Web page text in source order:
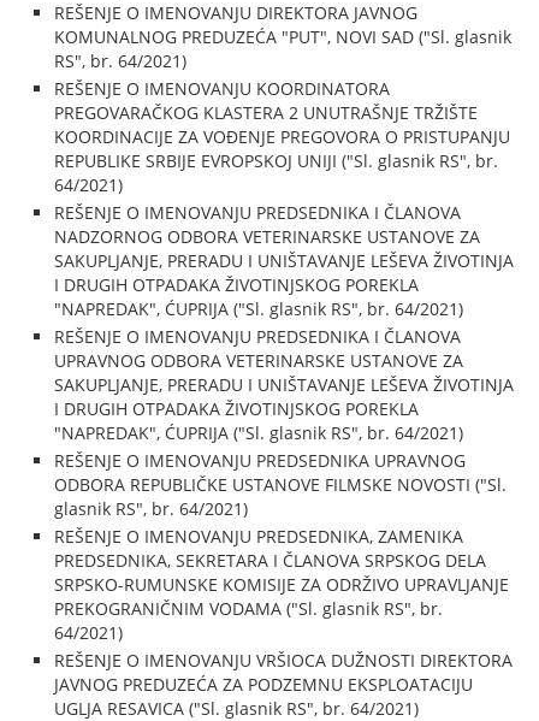
REŠENJE O IMENOVANJU DIREKTORA JAVNOG
KOMUNALNOG PREDUZEĆA "PUT", NOVI SAD ("Sl. glasnik
RS", br. 64/2021)
REŠENJE O IMENOVANJU KOORDINATORA
PREGOVARAČKOG KLASTERA 2 UNUTRAŠNJE TRŽIŠTE
KOORDINACIJE ZA VOĐENJE PREGOVORA O PRISTUPANJU
REPUBLIKE SRBIJE EVROPSKOJ UNIJI ("Sl. glasnik RS", br.
64/2021)
REŠENJE O IMENOVANJU PREDSEDNIKA I ČLANOVA
NADZORNOG ODBORA VETERINARSKE USTANOVE ZA
SAKUPLJANJE, PRERADU I UNIŠTAVANJE LEŠEVA ŽIVOTINJA
I DRUGIH OTPADAKA ŽIVOTINJSKOG POREKLA
"NAPREDAK", ĆUPRIJA ("Sl. glasnik RS", br. 64/2021)
REŠENJE O IMENOVANJU PREDSEDNIKA I ČLANOVA
UPRAVNOG ODBORA VETERINARSKE USTANOVE ZA
SAKUPLJANJE, PRERADU I UNIŠTAVANJE LEŠEVA ŽIVOTINJA
I DRUGIH OTPADAKA ŽIVOTINJSKOG POREKLA
"NAPREDAK", ĆUPRIJA ("Sl. glasnik RS", br. 64/2021)
REŠENJE O IMENOVANJU PREDSEDNIKA UPRAVNOG
ODBORA REPUBLIČKE USTANOVE FILMSKE NOVOSTI ("Sl.
glasnik RS", br. 64/2021)
REŠENJE O IMENOVANJU PREDSEDNIKA, ZAMENIKA
PREDSEDNIKA, SEKRETARA I ČLANOVA SRPSKOG DELA
SRPSKO-RUMUNSKE KOMISIJE ZA ODRŽIVO UPRAVLJANJE
PREKOGRANIČNIM VODAMA ("Sl. glasnik RS", br.
64/2021)
REŠENJE O IMENOVANJU VRŠIOCA DUŽNOSTI DIREKTORA
JAVNOG PREDUZEĆA ZA PODZEMNU EKSPLOATACIJU
UGLJA RESAVICA ("Sl. glasnik RS", br. 64/2021)